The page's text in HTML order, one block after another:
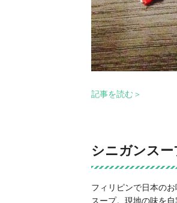
記事を読む＞
シニガンス
フィリピンで日本の
スープ。現地の味を自